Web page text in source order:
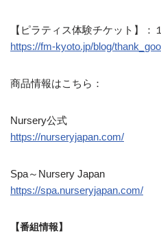
【ピラティス体験チケット】：
https://fm-kyoto.jp/blog/
商品情報はこちら：
Nursery公式
https://nurseryjapan.com/
Spa～Nursery Japan
https://spa.nurseryjapan.com/
【番組情報】